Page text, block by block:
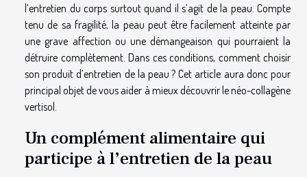
l’entretien du corps surtout quand il s’agit de la peau. Compte
tenu de sa fragilité, la peau peut être facilement atteinte par
une grave affection ou une démangeaison qui pourraient la
détruire complètement. Dans ces conditions, comment choisir
son produit d’entretien de la peau ? Cet article aura donc pour
principal objet de vous aider à mieux découvrir le néo-collagène
vertisol.
Un complément alimentaire qui
participe à l’entretien de la peau